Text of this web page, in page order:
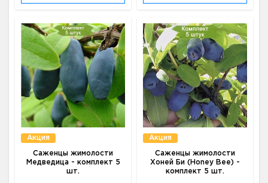
Акция
Саженцы жимолости
Медведица - комплект 5
шт.
Акция
Саженцы жимолости
Хоней Би (Honey Bee) -
комплект 5 шт.